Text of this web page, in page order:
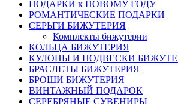
ПОДАРКИ к НОВОМУ ГОДУ
РОМАНТИЧЕСКИЕ ПОДАРКИ
СЕРЬГИ БИЖУТЕРИЯ
Комплекты бижутерии
КОЛЬЦА БИЖУТЕРИЯ
КУЛОНЫ И ПОДВЕСКИ
БРАСЛЕТЫ БИЖУТЕРИЯ
БРОШИ БИЖУТЕРИЯ
ВИНТАЖНЫЙ ПОДАРОК
СЕРЕБРЯНЫЕ СУВЕНИРЫ